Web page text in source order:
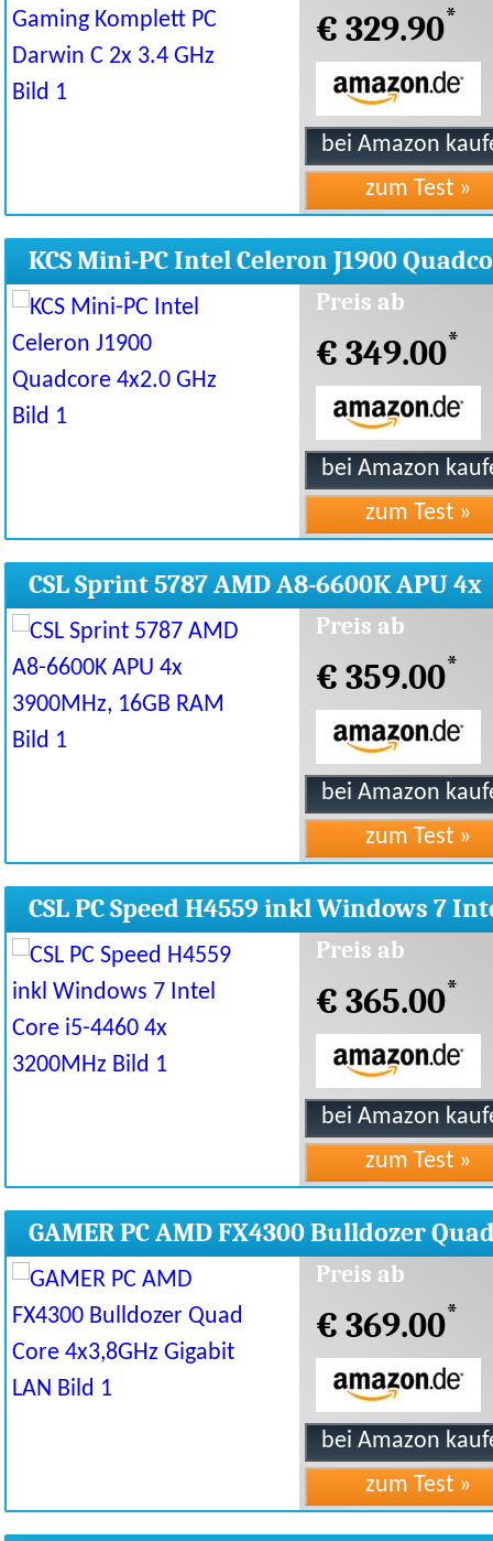
€ 329.90*
KCS Mini-PC Intel Celeron J1900
4x2.0 GHz
Preis ab
€ 349.00*
CSL Sprint 5787 AMD A8-6600K APU 4x
3900MHz, 16GB RAM
Preis ab
€ 359.00*
CSL PC Speed H4559 inkl Windows 7
Core i5-4460 4x 3200MHzPreis ab
€ 365.00*
GAMER PC AMD FX4300 Bulldozer
Core 4x3,8GHz Gigabit LANPreis ab
€ 369.00*